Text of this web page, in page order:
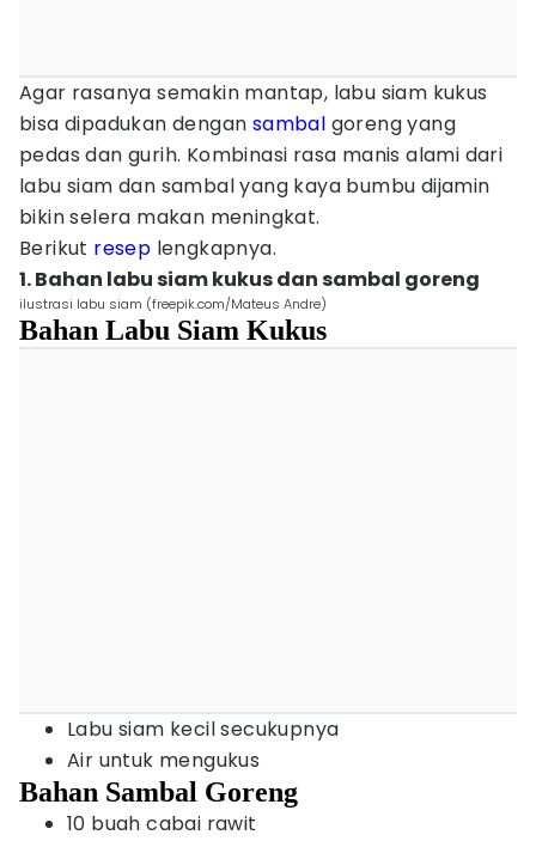
Agar rasanya semakin mantap, labu siam kukus
bisa dipadukan dengan sambal goreng yang
pedas dan gurih. Kombinasi rasa manis alami dari
labu siam dan sambal yang kaya bumbu dijamin
bikin selera makan meningkat.
Berikut resep lengkapnya.
1. Bahan labu siam kukus dan sambal goreng
ilustrasi labu siam (freepik.com/Mateus Andre)
Bahan Labu Siam Kukus
Labu siam kecil secukupnya
Air untuk mengukus
Bahan Sambal Goreng
10 buah cabai rawit